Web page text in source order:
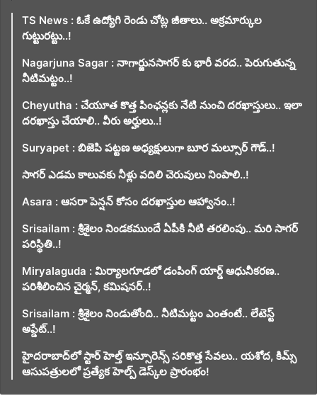
TS News : ఓకే ఉద్యోగి రెండు చోట్ల జీతాలు.. అక్రమార్కుల
గుట్టురట్టు..!
Nagarjuna Sagar : నాగార్జునసాగర్ కు భారీ వరద.. పెరుగుతున్న
నీటిమట్టం..!
Cheyutha : చేయూత కొత్త పింఛన్లకు నేటి నుంచి దరఖాస్తులు.. ఇలా
దరఖాస్తు చేయాలి.. వీరు అర్హులు..!
Suryapet : బిజెపి పట్టణ అధ్యక్షులుగా బూర మల్సూర్ గౌడ్..!
సాగర్ ఎడమ కాలువకు నీళ్లు వదిలి చెరువులు నింపాలి..!
Asara : ఆసరా పెన్షన్ కోసం దరఖాస్తుల ఆహ్వానం..!
Srisailam : శ్రీశైలం నిండకముందే ఏపీకి నీటి తరలింపు.. మరి సాగర్
పరిస్థితి..!
Miryalaguda : మిర్యాలగూడలో డంపింగ్ యార్డ్ ఆధునీకరణ..
పరిశీలించిన చైర్మన్, కమిషనర్..!
Srisailam : శ్రీశైలం నిండుతోంది.. నీటిమట్టం ఎంతంటే.. లేటెస్ట్
అప్డేట్..!
హైదరాబాద్‌లో స్టార్ హెల్త్ ఇన్సూరెన్స్ సరికొత్త సేవలు.. యశోద, కిమ్స్
ఆసుపత్రులలో ప్రత్యేక హెల్ప్ డెస్క్‌ల ప్రారంభం!